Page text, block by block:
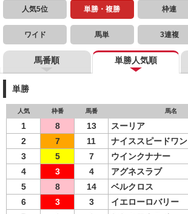
人気5位 単勝・複勝 枠連
ワイド 馬単 3連複
馬番順 単勝人気順
単勝
人気 枠番 馬番 馬名
1 8 13 スーリア
2
7 11 ナイススピードワン
3
5 7 ウインクナナー
4
3 4 アグネスラブ
5
8 14 ベルクロス
6
3 3 イエローロバリー